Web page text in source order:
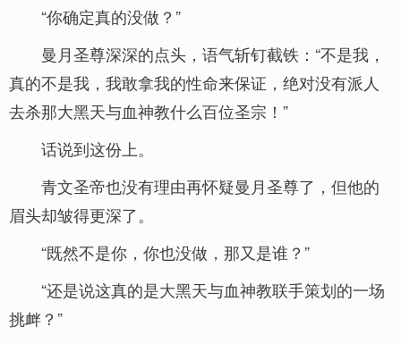
“你确定真的没做？”
曼月圣尊深深的点头，语气斩钉截铁：“不是我，
真的不是我，我敢拿我的性命来保证，绝对没有派人
去杀那大黑天与血神教什么百位圣宗！”
话说到这份上。
青文圣帝也没有理由再怀疑曼月圣尊了，但他的
眉头却皱得更深了。
“既然不是你，你也没做，那又是谁？”
“还是说这真的是大黑天与血神教联手策划的一场
挑衅？”